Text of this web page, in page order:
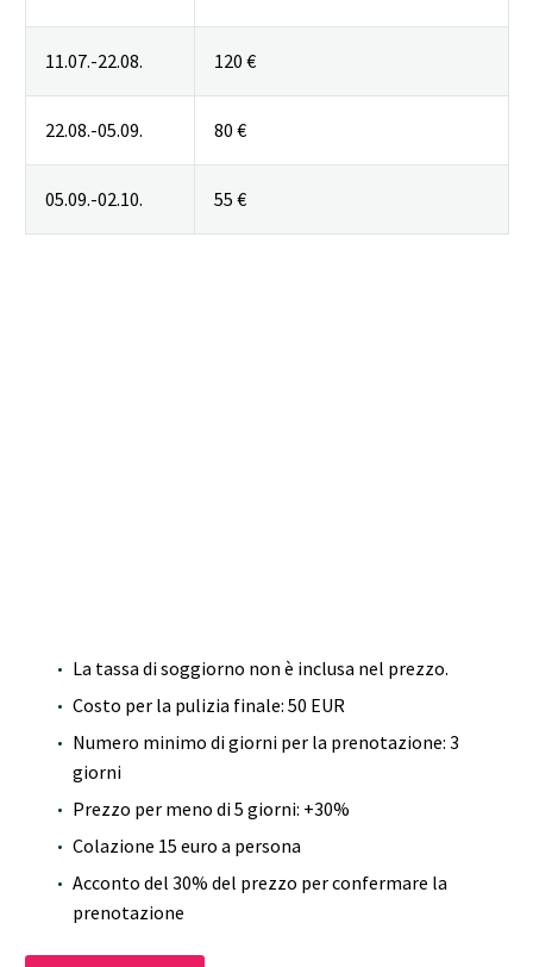
11.07.-22.08. 120 €
22.08.-05.09. 80 €
05.09.-02.10. 55 €
La tassa di soggiorno non è inclusa nel prezzo.
Costo per la pulizia finale: 50 EUR
Numero minimo di giorni per la prenotazione: 3
giorni
Prezzo per meno di 5 giorni: +30%
Colazione 15 euro a persona
Acconto del 30% del prezzo per confermare la
prenotazione